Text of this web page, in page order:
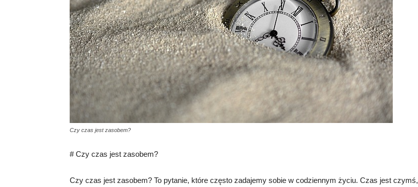
Czy czas jest zasobem?
# Czy czas jest zasobem?
Czy czas jest zasobem? To pytanie, które często zadajemy sobie w codziennym życiu. Czas jest czymś,